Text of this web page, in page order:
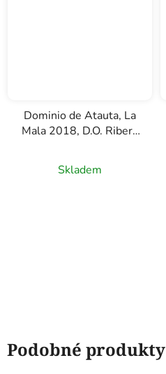
Dominio de Atauta, La
Mala 2018, D.O. Ribera
0,75l
Skladem
Podobné produkty